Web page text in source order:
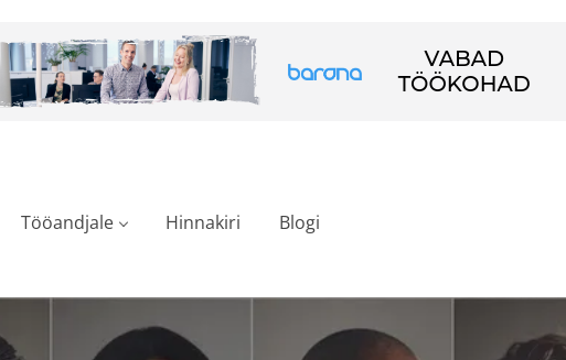
Tööandjale Hinnakiri Blogi